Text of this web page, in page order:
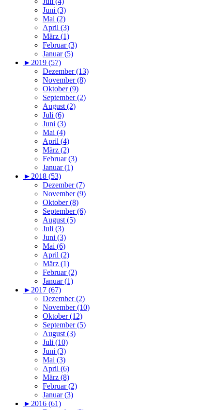
Juni (3)
Mai (2)
April (3)
März (1)
Februar (3)
Januar (5)
► 2019 (57)
Dezember (13)
November (8)
Oktober (9)
September (2)
August (2)
Juli (6)
Juni (3)
Mai (4)
April (4)
März (2)
Februar (3)
Januar (1)
► 2018 (53)
Dezember (7)
November (9)
Oktober (8)
September (6)
August (5)
Juli (3)
Juni (3)
Mai (6)
April (2)
März (1)
Februar (2)
Januar (1)
► 2017 (67)
Dezember (2)
November (10)
Oktober (12)
September (5)
August (3)
Juli (10)
Juni (3)
Mai (3)
April (6)
März (8)
Februar (2)
Januar (3)
► 2016 (61)